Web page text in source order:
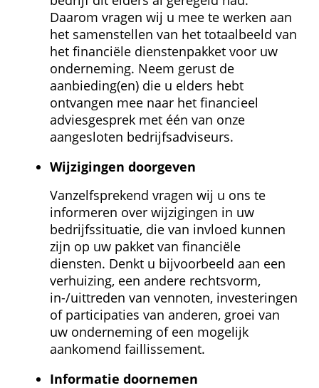
Daarom vragen wij u mee te werken aan
het samenstellen van het totaalbeeld van
het financiële dienstenpakket voor uw
onderneming. Neem gerust de
aanbieding(en) die u elders hebt
ontvangen mee naar het financieel
adviesgesprek met één van onze
aangesloten bedrijfsadviseurs.
Wijzigingen doorgeven
Vanzelfsprekend vragen wij u ons te
informeren over wijzigingen in uw
bedrijfssituatie, die van invloed kunnen
zijn op uw pakket van financiële
diensten. Denkt u bijvoorbeeld aan een
verhuizing, een andere rechtsvorm,
in-/uittreden van vennoten, investeringen
of participaties van anderen, groei van
uw onderneming of een mogelijk
aankomend faillissement.
Informatie doornemen